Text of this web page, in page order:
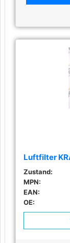
Luftfilter
Zustand:
MPN:
EAN:
OE: